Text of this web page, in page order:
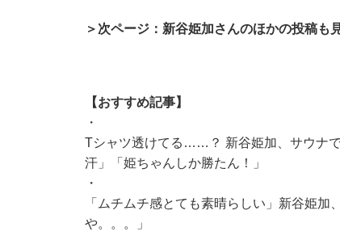
＞次ページ：新谷姫加さんのほかの投稿も
【おすすめ記事】
・
Tシャツ透けてる……？ 新谷姫加、サウナ
汗」「姫ちゃんしか勝たん！」
・
「ムチムチ感とても素晴らしい」新谷姫
や。。。」